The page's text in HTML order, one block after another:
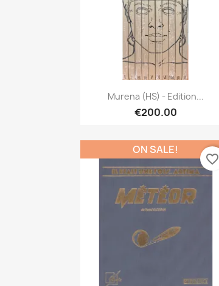
Quick view
Murena (HS) - Edition...
€200.00
ON SALE!
favorite_border